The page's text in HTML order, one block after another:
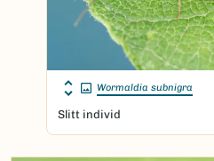
Wormaldia subnigra
Slitt individ